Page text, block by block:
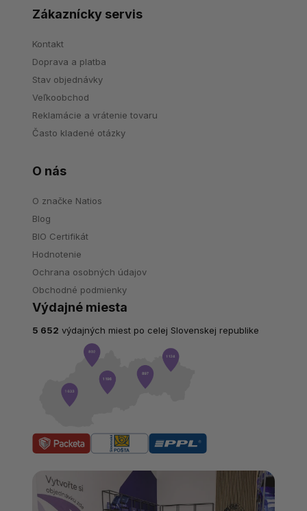
Zákaznícky servis
Kontakt
Doprava a platba
Stav objednávky
Veľkoobchod
Reklamácie a vrátenie tovaru
Často kladené otázky
O nás
O značke Natios
Blog
BIO Certifikát
Hodnotenie
Ochrana osobných údajov
Obchodné podmienky
Výdajné miesta
5 652 výdajných miest po celej Slovenskej republike